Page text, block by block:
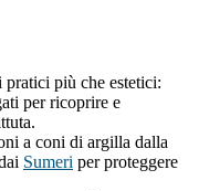
più che estetici:
per ricoprire e
a coni di argilla dalla
Sumeri per proteggere